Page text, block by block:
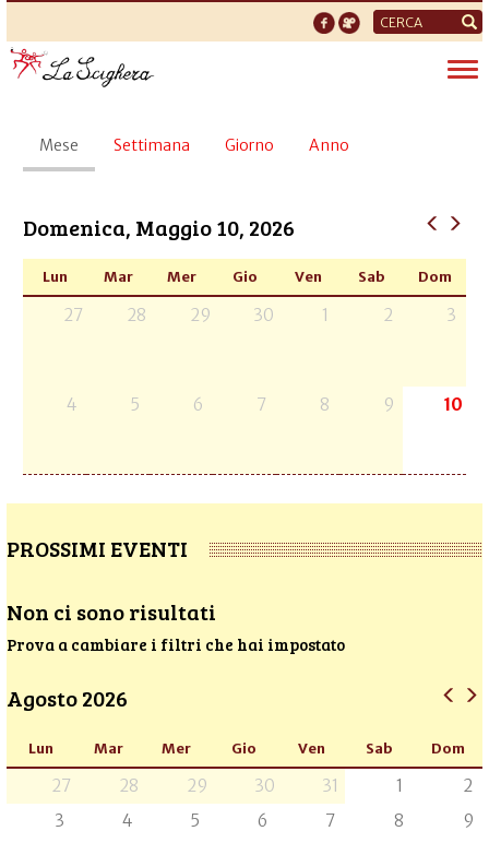
Form
di
ricerca
Schede
primarie
Mese (scheda
attiva)
Settimana Giorno Anno
Domenica, Maggio 10, 2026
Lun Mar Mer Gio Ven Sab Dom
27 28 29 30 1 2 3
4 5 6 7 8 9 10
PROSSIMI EVENTI
Non ci sono risultati
Prova a cambiare i filtri che hai impostato
Agosto 2026
Lun Mar Mer Gio Ven Sab Dom
27 28 29 30 31 1
2
3
4 5 6 7 8
9